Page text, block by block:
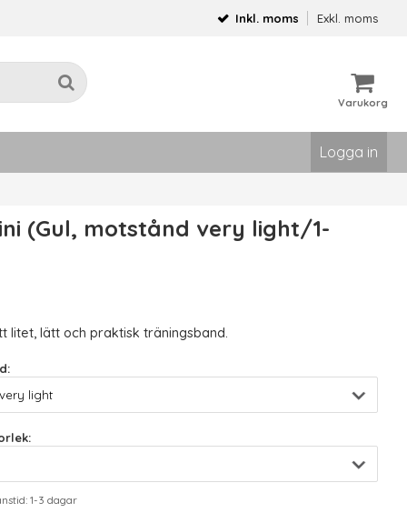
Inkl. moms Exkl. moms
Varukorg
Logga in
(Gul, motstånd very light/1-
litet, lätt och praktisk träningsband.
1-3 dagar